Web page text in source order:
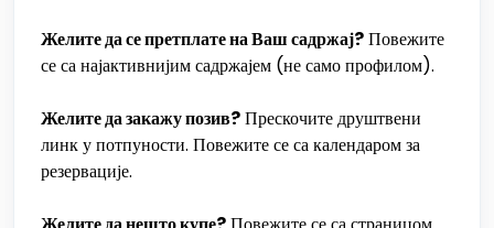
Желите да се претплате на Ваш садржај?Повежите
се са најактивнијим садржајем (не само профилом).
Желите да закажу позив?Прескочите друштвени
линк у потпуности. Повежите се са календаром за
резервације.